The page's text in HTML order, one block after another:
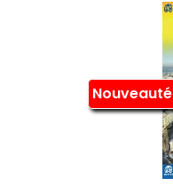
Nouveauté